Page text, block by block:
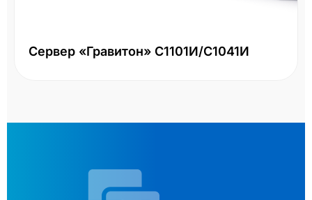
Сервер «Гравитон» С1101И/С1041И